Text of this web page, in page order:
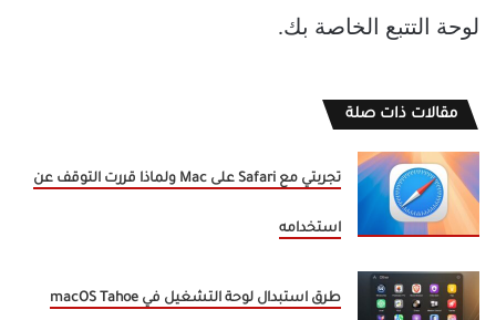
لوحة التتبع الخاصة بك.
مقالات ذات صلة
تجربتي مع Safari على Mac ولماذا قررت التوقف عن
استخدامه
طرق استبدال لوحة التشغيل في macOS Tahoe